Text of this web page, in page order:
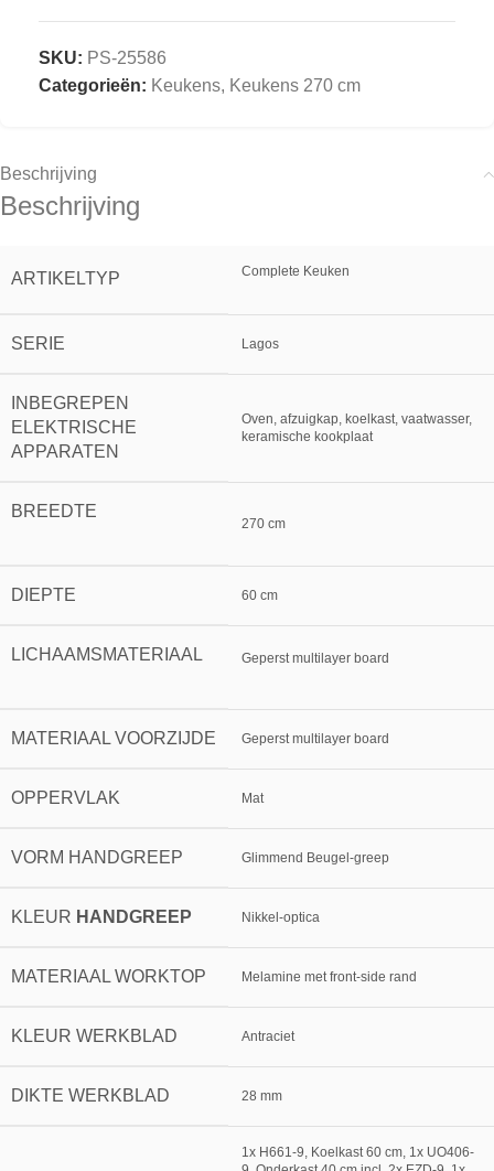
SKU: PS-25586
Categorieën: Keukens, Keukens 270 cm
Beschrijving
Beschrijving
ARTIKELTYP Complete Keuken
SERIE Lagos
INBEGREPEN
ELEKTRISCHE
APPARATEN
Oven, afzuigkap, koelkast, vaatwasser,
keramische kookplaat
BREEDTE
270 cm
DIEPTE 60 cm
LICHAAMSMATERIAAL Geperst multilayer board
MATERIAAL VOORZIJDE Geperst multilayer board
OPPERVLAK Mat
VORM HANDGREEP Glimmend Beugel-greep
KLEUR HANDGREEP Nikkel-optica
MATERIAAL WORKTOP Melamine met front-side rand
KLEUR WERKBLAD Antraciet
DIKTE WERKBLAD 28 mm
1x H661-9, Koelkast 60 cm, 1x UO406-